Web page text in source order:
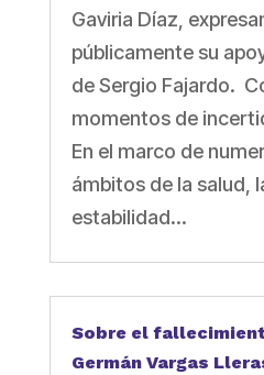
Gaviria Díaz,
públicamente su
de Sergio Fajardo.
momentos de
En el marco de
ámbitos de la salud,
estabilidad...
Sobre el
Germán Vargas